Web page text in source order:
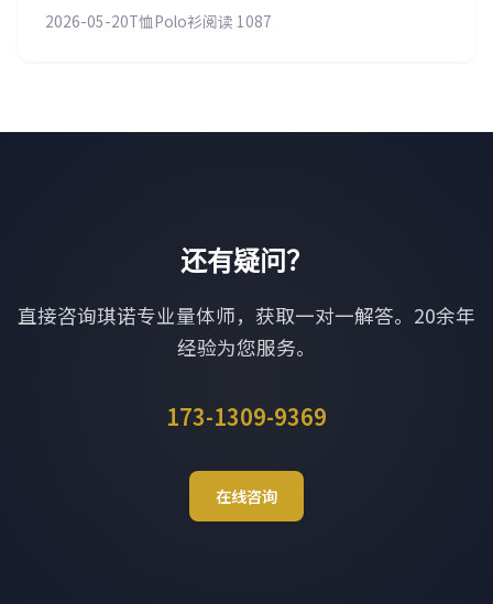
设计稿→打样→大货生产），全方位解析团体T恤定制要
2026-05-20T恤Polo衫阅读 1087
还有疑问？
直接咨询琪诺专业量体师，获取一对一解答。20余年
经验为您服务。
173-1309-9369
在线咨询